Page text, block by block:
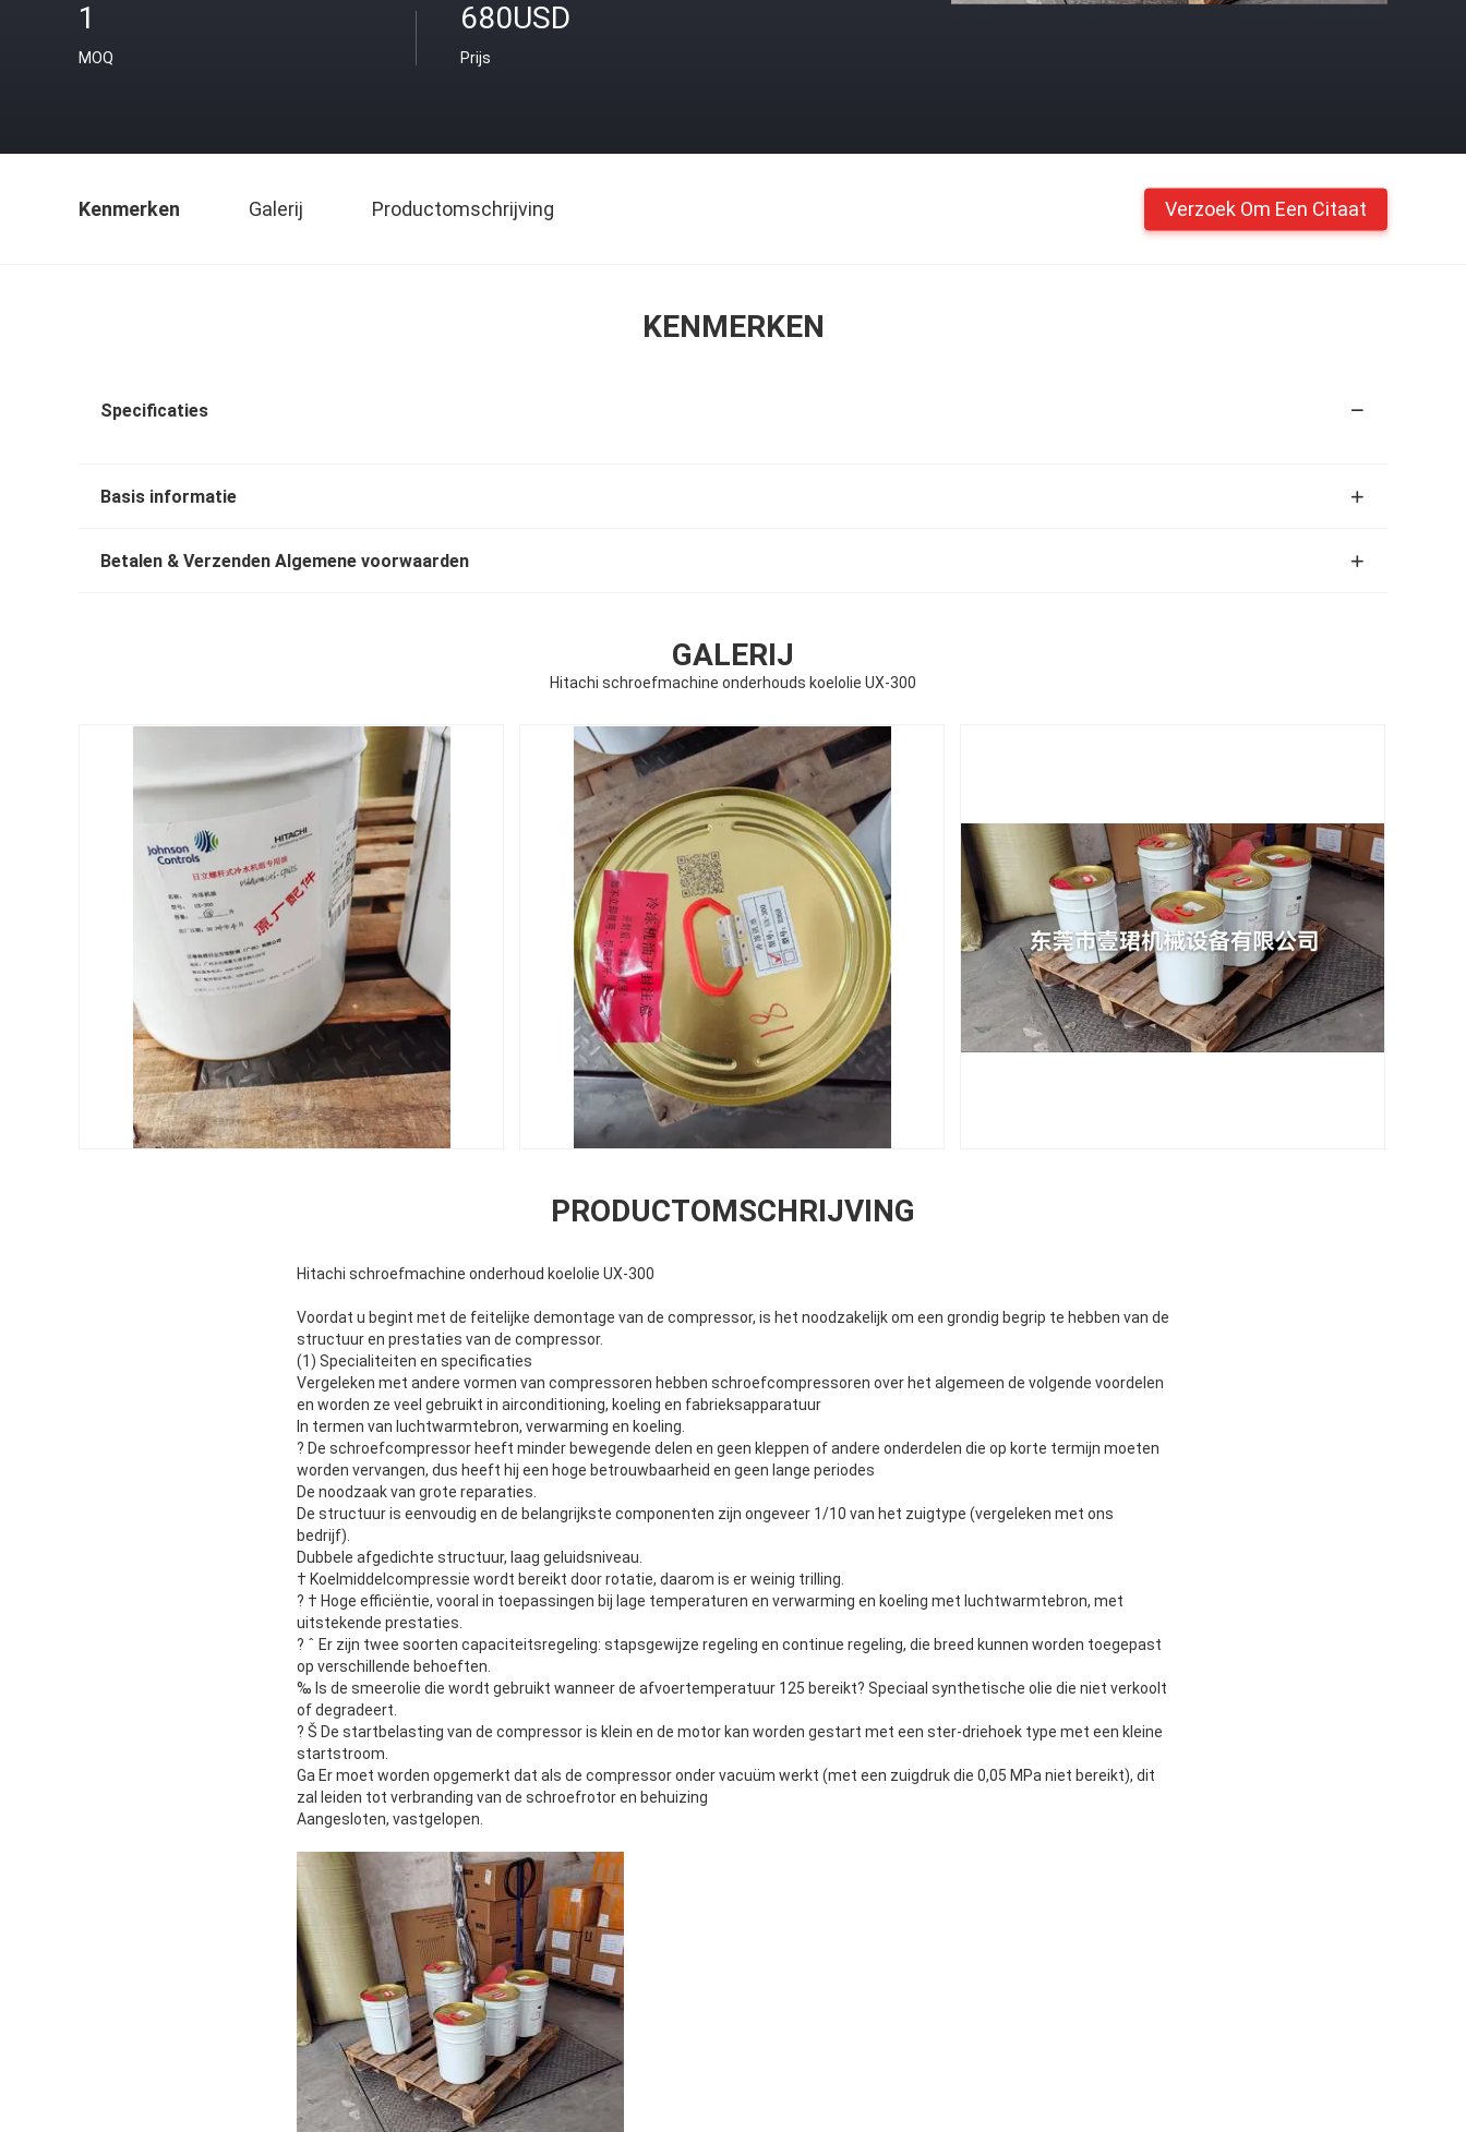
1
MOQ
680USD
Prijs
Kenmerken Galerij Productomschrijving Verzoek Om Een Citaat
KENMERKEN
Specificaties
Basis informatie
Betalen & Verzenden Algemene voorwaarden
GALERIJ
Hitachi schroefmachine onderhouds koelolie UX-300
PRODUCTOMSCHRIJVING
Hitachi schroefmachine onderhoud koelolie UX-300
Voordat u begint met de feitelijke demontage van de compressor, is het noodzakelijk om een grondig begrip te hebben van de
structuur en prestaties van de compressor.
(1) Specialiteiten en specificaties
Vergeleken met andere vormen van compressoren hebben schroefcompressoren over het algemeen de volgende voordelen
en worden ze veel gebruikt in airconditioning, koeling en fabrieksapparatuur
In termen van luchtwarmtebron, verwarming en koeling.
? De schroefcompressor heeft minder bewegende delen en geen kleppen of andere onderdelen die op korte termijn moeten
worden vervangen, dus heeft hij een hoge betrouwbaarheid en geen lange periodes
De noodzaak van grote reparaties.
De structuur is eenvoudig en de belangrijkste componenten zijn ongeveer 1/10 van het zuigtype (vergeleken met ons
bedrijf).
Dubbele afgedichte structuur, laag geluidsniveau.
† Koelmiddelcompressie wordt bereikt door rotatie, daarom is er weinig trilling.
? † Hoge efficiëntie, vooral in toepassingen bij lage temperaturen en verwarming en koeling met luchtwarmtebron, met
uitstekende prestaties.
? ˆ Er zijn twee soorten capaciteitsregeling: stapsgewijze regeling en continue regeling, die breed kunnen worden toegepast
op verschillende behoeften.
‰ Is de smeerolie die wordt gebruikt wanneer de afvoertemperatuur 125 bereikt? Speciaal synthetische olie die niet verkoolt
of degradeert.
? Š De startbelasting van de compressor is klein en de motor kan worden gestart met een ster-driehoek type met een kleine
startstroom.
Ga Er moet worden opgemerkt dat als de compressor onder vacuüm werkt (met een zuigdruk die 0,05 MPa niet bereikt), dit
zal leiden tot verbranding van de schroefrotor en behuizing
Aangesloten, vastgelopen.